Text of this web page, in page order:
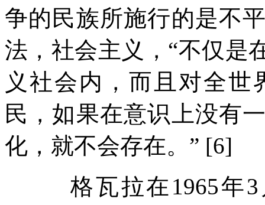
争的民族所施行的是不
法，社会主义， “不仅是
义社会内，而且对全
民，如果在意识上没有
化，就不会存在。 ” [6]
格瓦拉在 1965年3